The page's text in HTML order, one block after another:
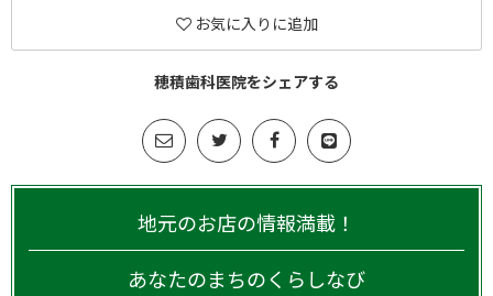
お気に入りに追加
穂積歯科医院をシェアする
地元のお店の情報満載！
あなたのまちのくらしなび